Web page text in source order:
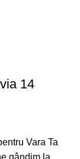
14
Vara Ta
gândim la